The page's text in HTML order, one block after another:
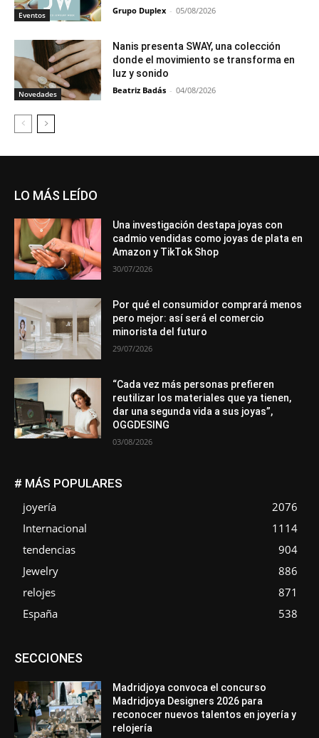
Eventos Grupo Duplex - 05/08/2026
Novedades
Nanis presenta SWAY, una colección
donde el movimiento se transforma en
luz y sonido
Beatriz Badás - 04/08/2026
LO MÁS LEÍDO
Una investigación destapa joyas con
cadmio vendidas como joyas de plata en
Amazon y TikTok Shop
30/07/2026
Por qué el consumidor comprará menos
pero mejor: así será el comercio
minorista del futuro
29/07/2026
“Cada vez más personas prefieren
reutilizar los materiales que ya tienen,
dar una segunda vida a sus joyas”,
OGGDESING
03/08/2026
# MÁS POPULARES
joyería
2076
Internacional
1114
tendencias
904
Jewelry
886
relojes
871
España
538
SECCIONESAsociaciones
Entrevistas
Mundo Técnico
Novedades Opiniones
Perspectiva
Premios
Secciones Sin categoría
Más
Madridjoya convoca el concurso
Madridjoya Designers 2026 para
reconocer nuevos talentos en joyería y
relojería